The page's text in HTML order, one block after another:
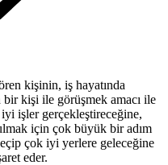
kişinin, iş hayatında
bir kişi ile görüşmek amacı ile
işler gerçekleştireceğine,
için çok büyük bir adım
çok iyi yerlere geleceğine
eder.